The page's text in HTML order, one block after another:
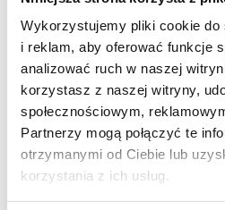
Wykorzystujemy pliki cookie do
i reklam, aby oferować funkcje
analizować ruch w naszej
korzystasz z naszej witryny,
społecznościowym,
Partnerzy mogą połączyć te
otrzymanymi od Ciebie lub
korzystania z ich usług.
trwałe i wytrzymałe na
również wysoką
Dodatki
Nosidełko Deuter Kid Comfort
wszystkimi akcesoriami. Jest
podnóżki o regulowanej
- daszek (osłona przed